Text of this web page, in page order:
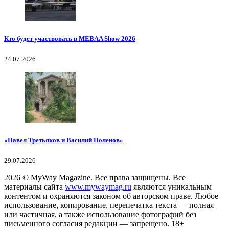
Кто будет участвовать в MEBAA Show 2026
24.07.2026
«Павел Третьяков и Василий Поленов»
29.07.2026
2026 © MyWay Magazine. Все права защищены. Все
материалы сайта www.mywaymag.ru являются уникальным
контентом и охраняются законом об авторском праве. Любое
использование, копирование, перепечатка текста — полная
или частичная, а также использование фотографий без
письменного согласия редакции — запрещено. 18+